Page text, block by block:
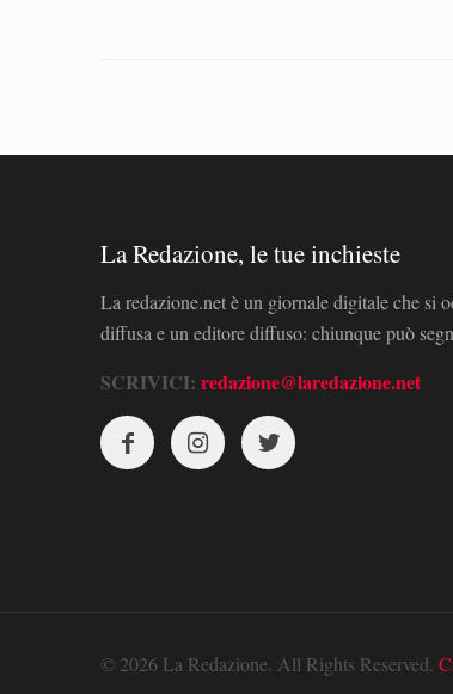
La Redazione, le tue inchieste
La redazione.net è un giornale digitale che si
diffusa e un editore diffuso: chiunque può
SCRIVICI: redazione@laredazione.net
© 2026 La Redazione. All Rights Reserved.